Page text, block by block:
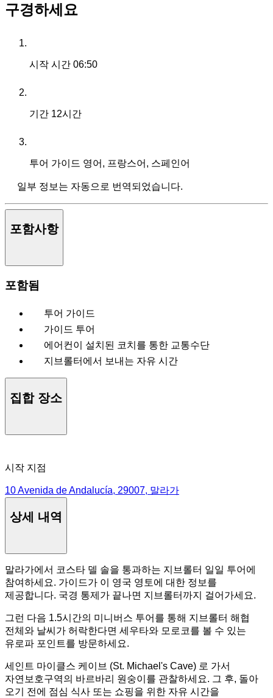
구경하세요
시작 시간 06:50
기간 12시간
투어 가이드 영어, 프랑스어, 스페인어
일부 정보는 자동으로 번역되었습니다.
포함사항
포함됨
투어 가이드
가이드 투어
에어컨이 설치된 코치를 통한 교통수단
지브롤터에서 보내는 자유 시간
집합 장소
시작 지점
10 Avenida de Andalucía, 29007, 말라가
상세 내역
말라가에서 코스타 델 솔을 통과하는 지브롤터 일일 투어에
참여하세요. 가이드가 이 영국 영토에 대한 정보를
제공합니다. 국경 통제가 끝나면 지브롤터까지 걸어가세요.
그런 다음 1.5시간의 미니버스 투어를 통해 지브롤터 해협
전체와 날씨가 허락한다면 세우타와 모로코를 볼 수 있는
유로파 포인트를 방문하세요.
세인트 마이클스 케이브 (St. Michael's Cave) 로 가서
자연보호구역의 바르바리 원숭이를 관찰하세요. 그 후, 돌아
오기 전에 점심 식사 또는 쇼핑을 위한 자유 시간을